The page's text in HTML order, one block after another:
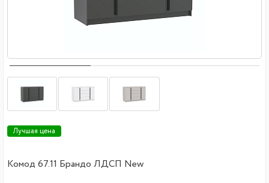
Лучшая цена
Комод 67.11 Брандо ЛДСП New